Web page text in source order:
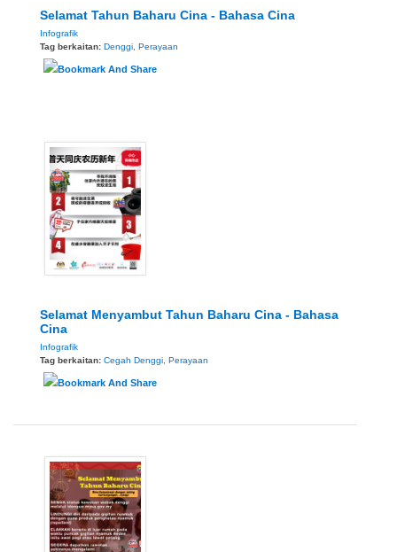
Selamat Tahun Baharu Cina - Bahasa Cina
Infografik
Tag berkaitan: Denggi Perayaan
Selamat Menyambut Tahun Baharu Cina - Bahasa
Cina
Infografik
Tag berkaitan: Cegah Denggi Perayaan